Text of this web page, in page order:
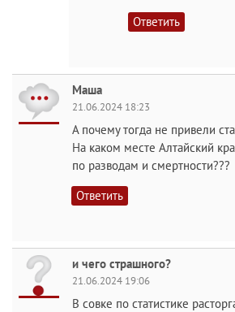
Ответить
Маша
21.06.2024 18:23
А почему тогда не привели
На каком месте Алтайский
по разводам и смертности???
Ответить
и чего страшного?
21.06.2024 19:06
В совке по статистике